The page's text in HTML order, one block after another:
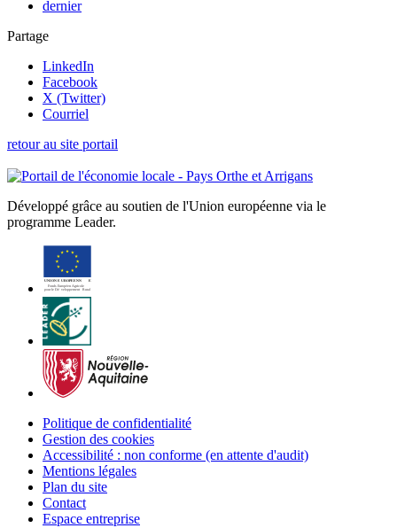
dernier
Partage
LinkedIn
Facebook
X (Twitter)
Courriel
retour au site portail
Développé grâce au soutien de l'Union européenne via le
programme Leader.
Politique de confidentialité
Gestion des cookies
Accessibilité : non conforme (en attente d'audit)
Mentions légales
Plan du site
Contact
Espace entreprise